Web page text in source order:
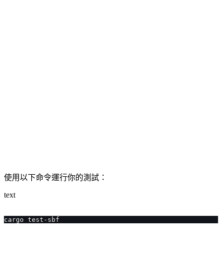
使用以下命令運行你的測試：
text
cargo test-sbf